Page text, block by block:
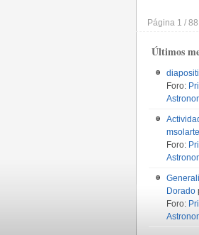
Página 1 /
Últimos
Foro:
msolarte
Foro:
Dorado
Foro: